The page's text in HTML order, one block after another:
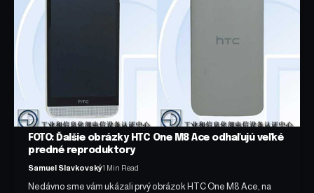
FOTO: Ďalšie obrázky HTC One M8 Ace odhaľujú veľké
predné reproduktory
Samuel Slavkovský1 Min Read
Nedávno sme vám ukázali prvý obrázok HTC One M8 Ace, na